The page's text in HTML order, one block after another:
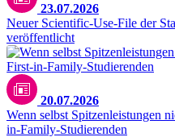
23.07.2026
Neuer Scientific-Use-File der
veröffentlicht
20.07.2026
Wenn selbst Spitzenleistungen
in-Family-Studierenden